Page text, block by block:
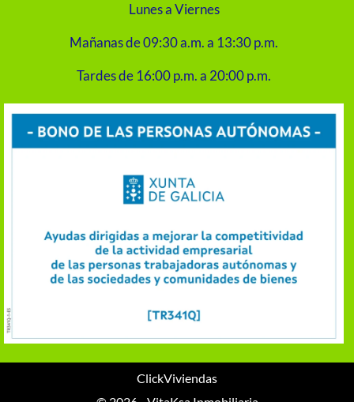
Lunes a Viernes
Mañanas de 09:30 a.m. a 13:30 p.m.
Tardes de 16:00 p.m. a 20:00 p.m.
ClickViviendas